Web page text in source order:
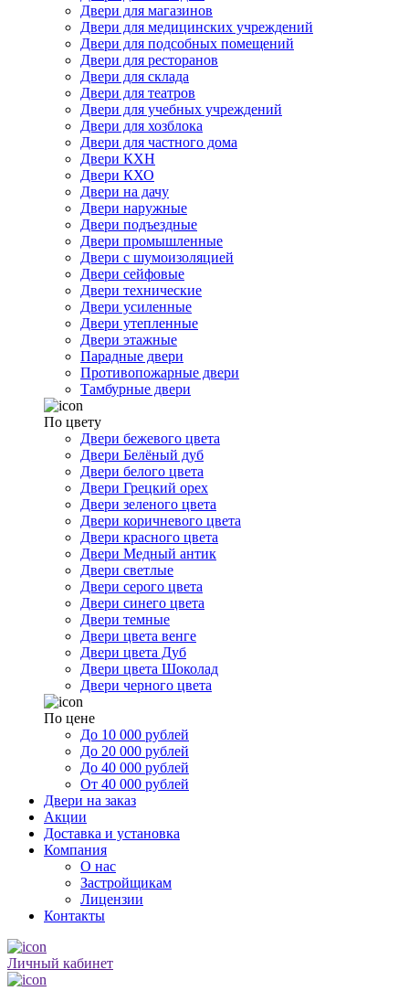
Двери для магазинов
Двери для медицинских учреждений
Двери для подсобных помещений
Двери для ресторанов
Двери для склада
Двери для театров
Двери для учебных учреждений
Двери для хозблока
Двери для частного дома
Двери КХН
Двери КХО
Двери на дачу
Двери наружные
Двери подъездные
Двери промышленные
Двери с шумоизоляцией
Двери сейфовые
Двери технические
Двери усиленные
Двери утепленные
Двери этажные
Парадные двери
Противопожарные двери
Тамбурные двери
По цвету
Двери бежевого цвета
Двери Белёный дуб
Двери белого цвета
Двери Грецкий орех
Двери зеленого цвета
Двери коричневого цвета
Двери красного цвета
Двери Медный антик
Двери светлые
Двери серого цвета
Двери синего цвета
Двери темные
Двери цвета венге
Двери цвета Дуб
Двери цвета Шоколад
Двери черного цвета
По цене
До 10 000 рублей
До 20 000 рублей
До 40 000 рублей
От 40 000 рублей
Двери на заказ
Акции
Доставка и установка
Компания
О нас
Застройщикам
Лицензии
Контакты
Личный кабинет